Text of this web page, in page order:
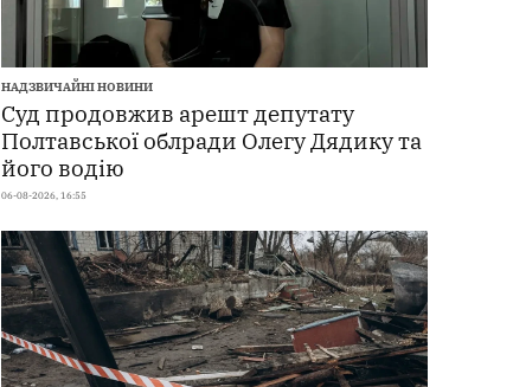
НАДЗВИЧАЙНІ НОВИНИ
Суд продовжив арешт депутату
Полтавської облради Олегу Дядику та
його водію
06-08-2026, 16:55